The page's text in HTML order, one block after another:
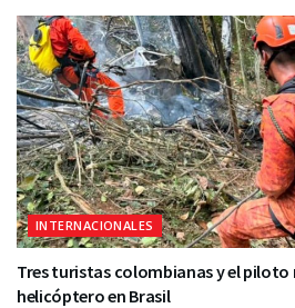
INTERNACIONALES
Tres turistas colombianas y el piloto
helicóptero en Brasil